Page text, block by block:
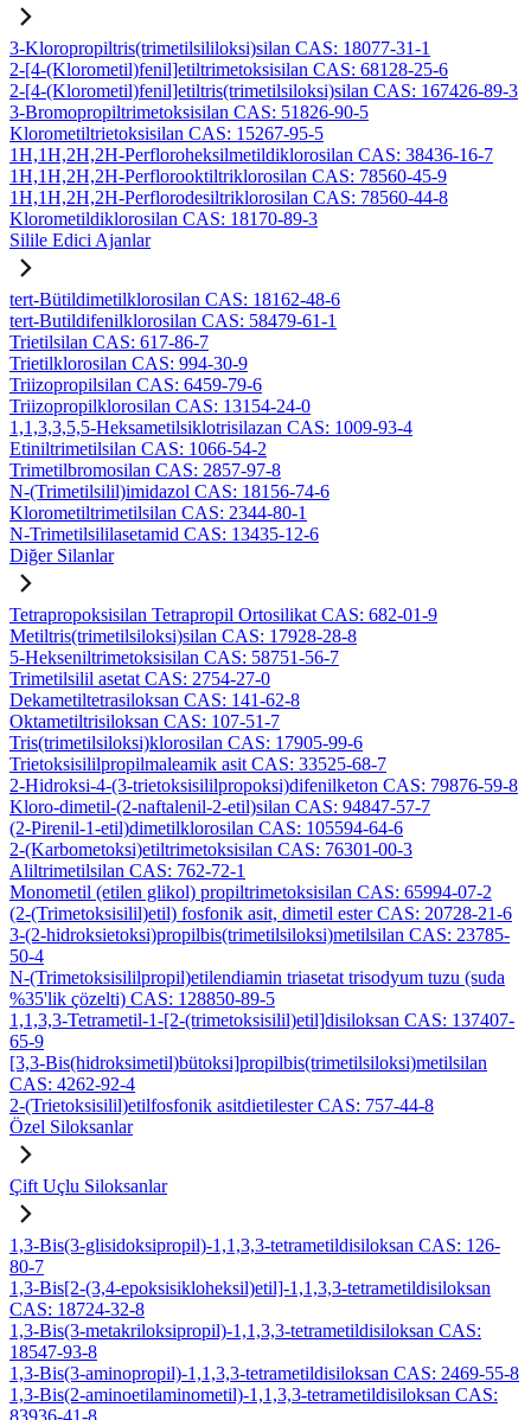
3-Kloropropiltris(trimetilsililoksi)silan CAS: 18077-31-1
2-[4-(Klorometil)fenil]etiltrimetoksisilan CAS: 68128-25-6
2-[4-(Klorometil)fenil]etiltris(trimetilsiloksi)silan CAS: 167426-89-3
3-Bromopropiltrimetoksisilan CAS: 51826-90-5
Klorometiltrietoksisilan CAS: 15267-95-5
1H,1H,2H,2H-Perfloroheksilmetildiklorosilan CAS: 38436-16-7
1H,1H,2H,2H-Perflorooktiltriklorosilan CAS: 78560-45-9
1H,1H,2H,2H-Perflorodesiltriklorosilan CAS: 78560-44-8
Klorometildiklorosilan CAS: 18170-89-3
Silile Edici Ajanlar
tert-Bütildimetilklorosilan CAS: 18162-48-6
tert-Butildifenilklorosilan CAS: 58479-61-1
Trietilsilan CAS: 617-86-7
Trietilklorosilan CAS: 994-30-9
Triizopropilsilan CAS: 6459-79-6
Triizopropilklorosilan CAS: 13154-24-0
1,1,3,3,5,5-Heksametilsiklotrisilazan CAS: 1009-93-4
Etiniltrimetilsilan CAS: 1066-54-2
Trimetilbromosilan CAS: 2857-97-8
N-(Trimetilsilil)imidazol CAS: 18156-74-6
Klorometiltrimetilsilan CAS: 2344-80-1
N-Trimetilsililasetamid CAS: 13435-12-6
Diğer Silanlar
Tetrapropoksisilan Tetrapropil Ortosilikat CAS: 682-01-9
Metiltris(trimetilsiloksi)silan CAS: 17928-28-8
5-Hekseniltrimetoksisilan CAS: 58751-56-7
Trimetilsilil asetat CAS: 2754-27-0
Dekametiltetrasiloksan CAS: 141-62-8
Oktametiltrisiloksan CAS: 107-51-7
Tris(trimetilsiloksi)klorosilan CAS: 17905-99-6
Trietoksisililpropilmaleamik asit CAS: 33525-68-7
2-Hidroksi-4-(3-trietoksisililpropoksi)difenilketon CAS: 79876-59-8
Kloro-dimetil-(2-naftalenil-2-etil)silan CAS: 94847-57-7
(2-Pirenil-1-etil)dimetilklorosilan CAS: 105594-64-6
2-(Karbometoksi)etiltrimetoksisilan CAS: 76301-00-3
Aliltrimetilsilan CAS: 762-72-1
Monometil (etilen glikol) propiltrimetoksisilan CAS: 65994-07-2
(2-(Trimetoksisilil)etil) fosfonik asit, dimetil ester CAS: 20728-21-6
3-(2-hidroksietoksi)propilbis(trimetilsiloksi)metilsilan CAS: 23785-
50-4
N-(Trimetoksisililpropil)etilendiamin triasetat trisodyum tuzu (suda
%35'lik çözelti) CAS: 128850-89-5
1,1,3,3-Tetrametil-1-[2-(trimetoksisilil)etil]disiloksan CAS: 137407-
65-9
[3,3-Bis(hidroksimetil)bütoksi]propilbis(trimetilsiloksi)metilsilan
CAS: 4262-92-4
2-(Trietoksisilil)etilfosfonik asitdietilester CAS: 757-44-8
Özel Siloksanlar
Çift Uçlu Siloksanlar
1,3-Bis(3-glisidoksipropil)-1,1,3,3-tetrametildisiloksan CAS: 126-
80-7
1,3-Bis[2-(3,4-epoksisikloheksil)etil]-1,1,3,3-tetrametildisiloksan
CAS: 18724-32-8
1,3-Bis(3-metakriloksipropil)-1,1,3,3-tetrametildisiloksan CAS:
18547-93-8
1,3-Bis(3-aminopropil)-1,1,3,3-tetrametildisiloksan CAS: 2469-55-8
1,3-Bis(2-aminoetilaminometil)-1,1,3,3-tetrametildisiloksan CAS:
83936-41-8